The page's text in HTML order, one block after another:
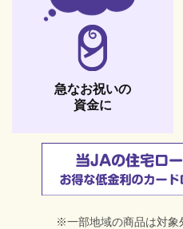
急なお祝いの
資金に
※一部地域の商品は対象